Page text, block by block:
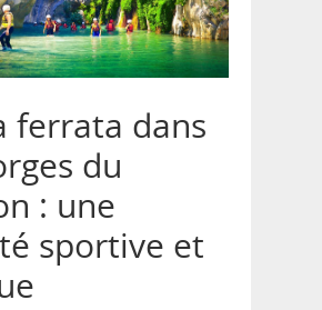
ferrata dans
du
: une
sportive et